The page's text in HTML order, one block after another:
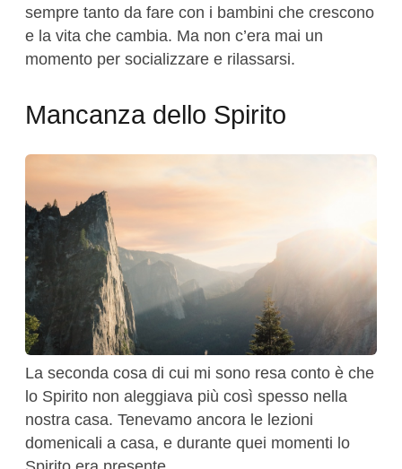
sempre tanto da fare con i bambini che crescono
e la vita che cambia. Ma non c’era mai un
momento per socializzare e rilassarsi.
Mancanza dello Spirito
La seconda cosa di cui mi sono resa conto è che
lo Spirito non aleggiava più così spesso nella
nostra casa. Tenevamo ancora le lezioni
domenicali a casa, e durante quei momenti lo